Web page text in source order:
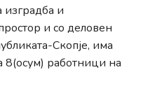
и
и со деловен
Скопје, има
8(осум) работници на